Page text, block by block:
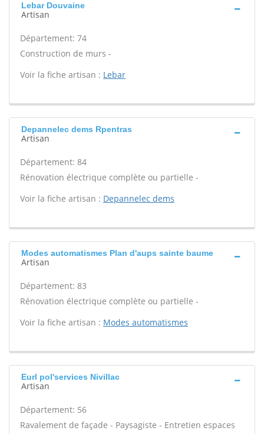
Lebar Douvaine
Artisan
Département: 74
Construction de murs -
Voir la fiche artisan : Lebar
Depannelec dems Rpentras
Artisan
Département: 84
Rénovation électrique complète ou partielle -
Voir la fiche artisan : Depannelec dems
Modes automatismes Plan d'aups sainte baume
Artisan
Département: 83
Rénovation électrique complète ou partielle -
Voir la fiche artisan : Modes automatismes
Eurl pol'services Nivillac
Artisan
Département: 56
Ravalement de façade - Paysagiste - Entretien espaces